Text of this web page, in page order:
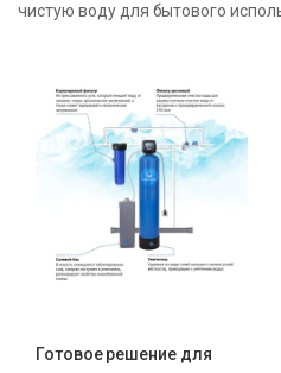
чистую воду для бытового
Готовое решение для